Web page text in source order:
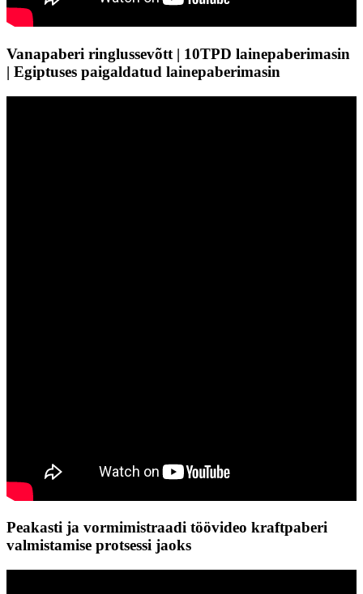
Vanapaberi ringlussevõtt | 10TPD lainepaberimasin
| Egiptuses paigaldatud lainepaberimasin
Peakasti ja vormimistraadi töövideo kraftpaberi
valmistamise protsessi jaoks